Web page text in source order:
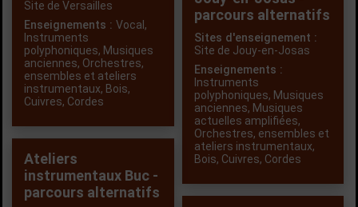
Site de Versailles
Enseignements : Vocal ,
Instruments
polyphoniques, Musiques
anciennes, Orchestres,
ensembles et ateliers
instrumentaux, Bois,
Cuivres, Cordes
parcours alternatifs
Sites d'enseignement :
Site de Jouy-en-Josas
Enseignements :
Instruments
polyphoniques, Musiques
anciennes, Musiques
actuelles amplifiées,
Orchestres, ensembles et
ateliers instrumentaux,
Bois, Cuivres, Cordes
Ateliers
instrumentaux Buc -
parcours alternatifs